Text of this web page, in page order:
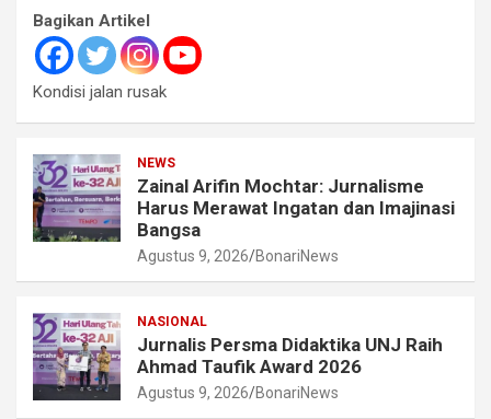
Bagikan Artikel
Kondisi jalan rusak
NEWS
Zainal Arifin Mochtar: Jurnalisme
Harus Merawat Ingatan dan Imajinasi
Bangsa
Agustus 9, 2026 BonariNews
NASIONAL
Jurnalis Persma Didaktika UNJ Raih
Ahmad Taufik Award 2026
Agustus 9, 2026 BonariNews